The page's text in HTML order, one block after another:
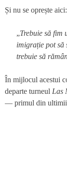
Și nu se oprește aici:
„Trebuie să fim
imigrație pot să
trebuie să
În mijlocul acestui
departe turneul Las
— primul din ultimii